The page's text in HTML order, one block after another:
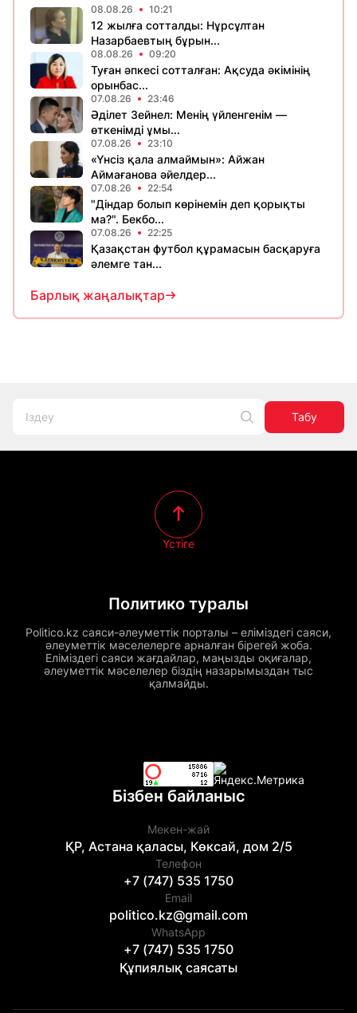
08.08.26 10:21
12 жылға сотталды: Нұрсұлтан
Назарбаевтың бұрын...
08.08.26 09:20
Туған әпкесі сотталған: Ақсуда әкімінің
орынбас...
07.08.26 23:46
Әділет Зейнел: Менің үйленгенім —
өткенімді ұмы...
07.08.26 23:10
«Үнсіз қала алмаймын»: Айжан
Аймағанова әйелдер...
07.08.26 22:54
"Діндар болып көрінемін деп қорықты
ма?". Бекбо...
07.08.26 22:25
Қазақстан футбол құрамасын басқаруға
әлемге тан...
Барлық жаңалықтар
Табу
Политико туралы
Politico.kz саяси-әлеуметтік порталы – еліміздегі саяси,
әлеуметтік мәселелерге арналған бірегей жоба.
Еліміздегі саяси жағдайлар, маңызды оқиғалар,
әлеуметтік мәселелер біздің назарымыздан тыс
қалмайды.
Үстіге
Бізбен байланыс
Мекен-жай
ҚР, Астана қаласы, Көксай, дом 2/5
Телефон
+7 (747) 535 1750
Email
politico.kz@gmail.com
WhatsApp
+7 (747) 535 1750
Құпиялық саясаты